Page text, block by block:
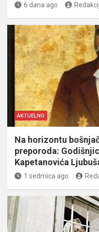
6 dana ago
AKTUELNO
Na horizontu
preporoda:
Kapetanovića
1 sedmica ago